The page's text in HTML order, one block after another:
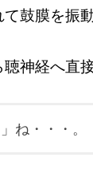
鼓膜を振
神経へ直
ね・・・。